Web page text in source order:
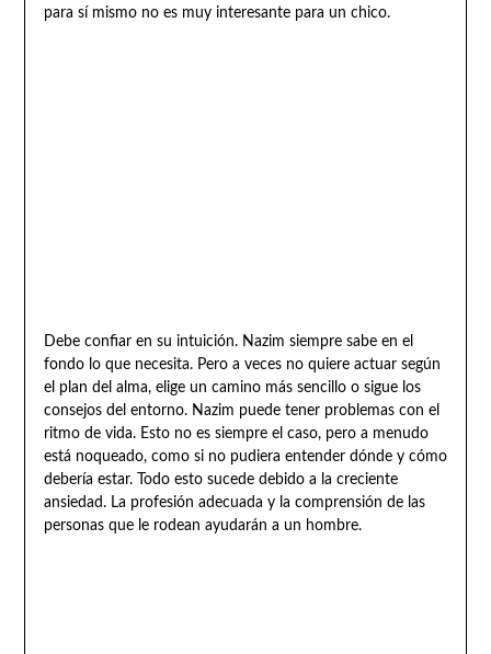
para sí mismo no es muy interesante para un chico.
Debe confiar en su intuición. Nazim siempre sabe en el
fondo lo que necesita. Pero a veces no quiere actuar según
el plan del alma, elige un camino más sencillo o sigue los
consejos del entorno. Nazim puede tener problemas con el
ritmo de vida. Esto no es siempre el caso, pero a menudo
está noqueado, como si no pudiera entender dónde y cómo
debería estar. Todo esto sucede debido a la creciente
ansiedad. La profesión adecuada y la comprensión de las
personas que le rodean ayudarán a un hombre.